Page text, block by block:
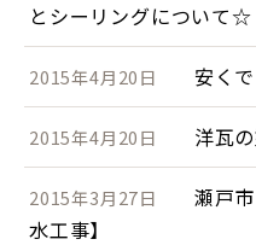
とシーリングについて☆
2015年4月20日 安く
2015年4月20日 洋瓦
2015年3月27日
瀬戸
水工事】